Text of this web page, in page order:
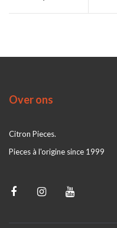
Over ons
Citron Pieces.
Pieces à l'origine since 1999